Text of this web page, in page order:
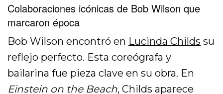
Colaboraciones icónicas de Bob Wilson que
marcaron época
Bob Wilson encontró en Lucinda Childs su
reflejo perfecto. Esta coreógrafa y
bailarina fue pieza clave en su obra. En
Einstein on the Beach, Childs aparece